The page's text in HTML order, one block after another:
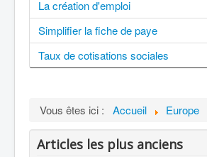
La création d'emploi
Simplifier la fiche de paye
Taux de cotisations sociales
Vous êtes ici : Accueil Europe
Articles les plus anciens